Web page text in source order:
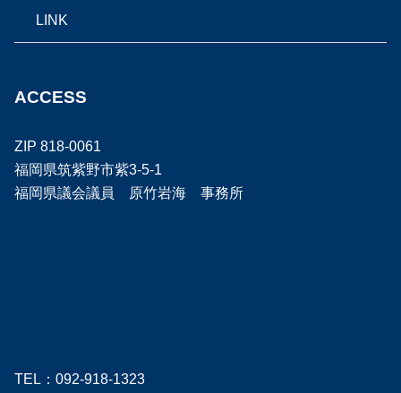
LINK
ACCESS
ZIP 818-0061
福岡県筑紫野市紫3-5-1
福岡県議会議員 原竹岩海 事務所
TEL：092-918-1323